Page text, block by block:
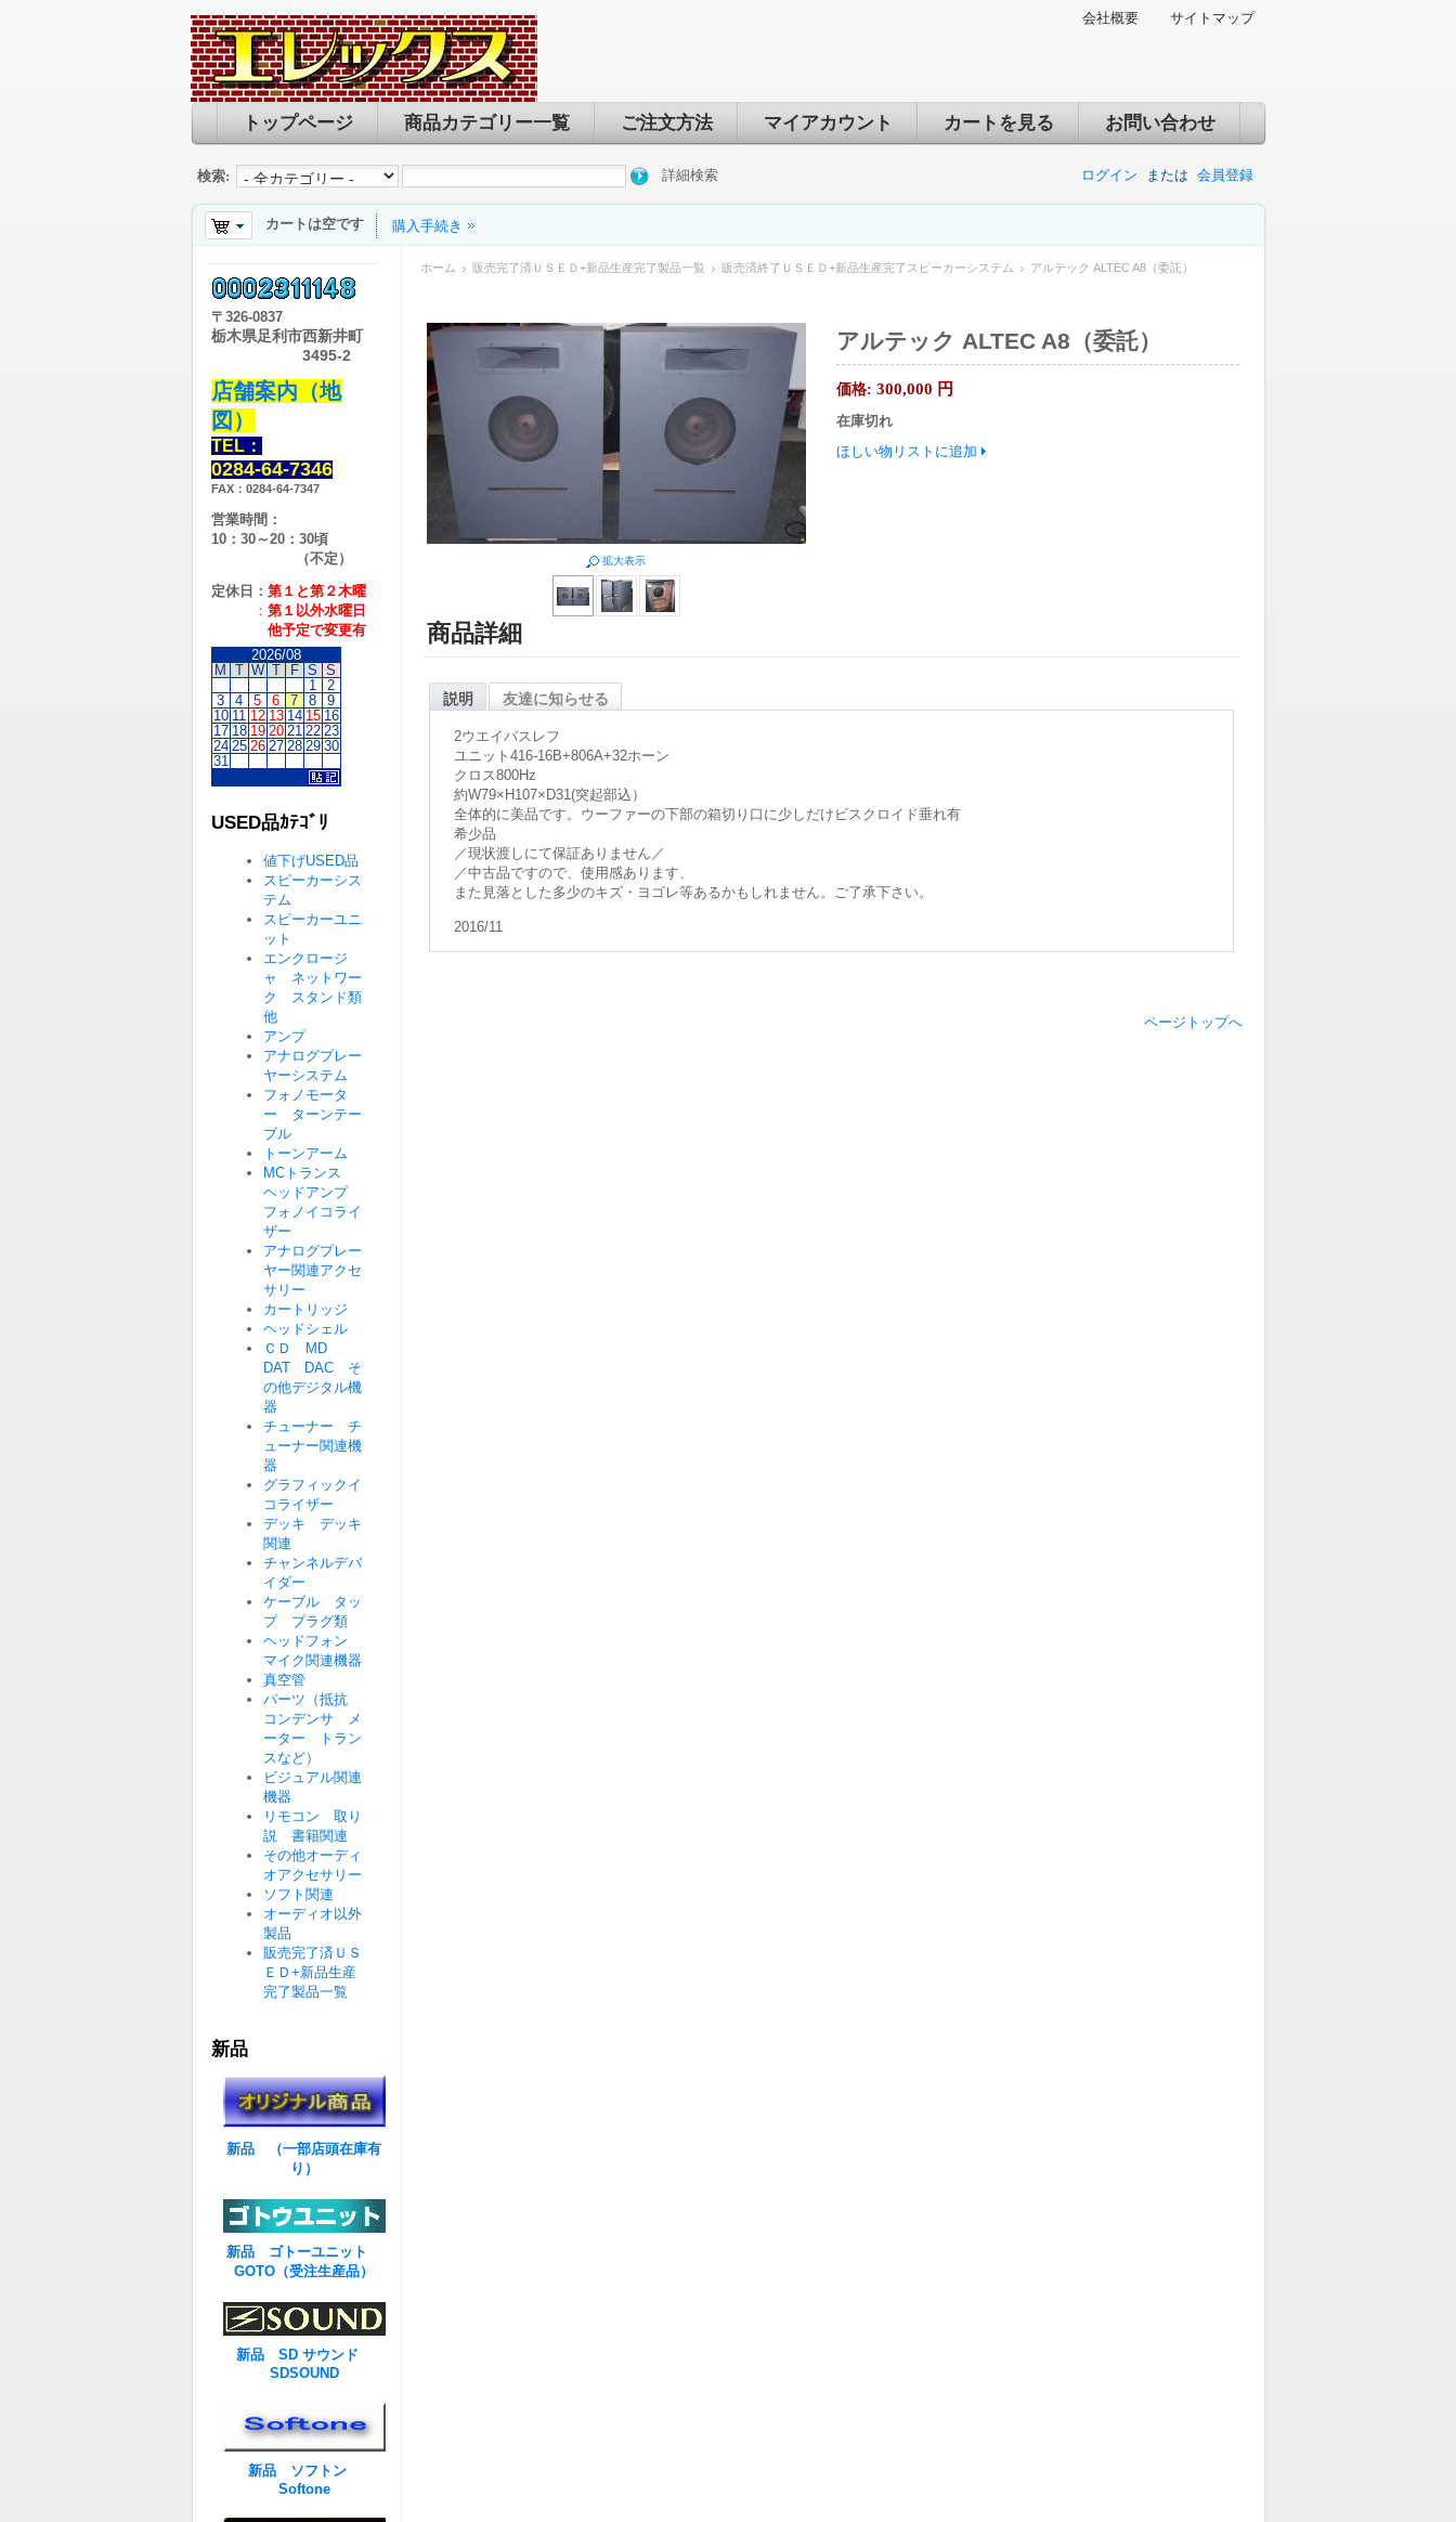
会社概要 サイトマップ
トップページ 商品カテゴリー一覧 ご注文方法 マイアカウント カートを見る お問い合わせ
ログイン または 会員登録
検索: 詳細検索
カートは空です 購入手続き
ホーム 販売完了済ＵＳＥＤ+新品生産完了製品一覧 販売済終了ＵＳＥＤ+新品生産完了スピーカーシステム アルテック ALTEC A8（委託）
拡大表示
アルテック ALTEC A8（委託）
価格: 300,000 円
在庫切れ
ほしい物リストに追加
商品詳細
説明 友達に知らせる
2ウエイバスレフ
ユニット416-16B+806A+32ホーン
クロス800Hz
約W79×H107×D31(突起部込）
全体的に美品です。ウーファーの下部の箱切り口に少しだけビスクロイド垂れ有
希少品
／現状渡しにて保証ありません／
／中古品ですので、使用感あります、
また見落とした多少のキズ・ヨゴレ等あるかもしれません。ご了承下さい。
2016/11
ページトップへ
〒 326-0837
栃木県足利市西新井町
3495-2
店舗案内（地
図）
TEL：
0284-64-7346
FAX：0284-64-7347
営業時間：
10：30～20：30頃
（不定）
定休日： 第１と第２木曜
： 第１以外水曜日
他予定で変更有
2026/08
M
T W T F S S
1
2
3
4 5 6 7 8
9
10 11 12 13 14 15 16
17 18 19 20 21 22 23
24 25 26 27 28 29 30
31
USED品ｶﾃｺﾞﾘ
値下げUSED品
スピーカーシス
テム
スピーカーユニ
ット
エンクロージ
ャ ネットワー
ク スタンド類
他
アンプ
アナログプレー
ヤーシステム
フォノモータ
ー ターンテー
ブル
トーンアーム
MCトランス
ヘッドアンプ
フォノイコライ
ザー
アナログプレー
ヤー関連アクセ
サリー
カートリッジ
ヘッドシェル
ＣＤ MD
DAT DAC そ
の他デジタル機
器
チューナー チ
ューナー関連機
器
グラフィックイ
コライザー
デッキ デッキ
関連
チャンネルデバ
イダー
ケーブル タッ
プ プラグ類
ヘッドフォン
マイク関連機器
真空管
パーツ（抵抗
コンデンサ メ
ーター トラン
スなど）
ビジュアル関連
機器
リモコン 取り
説 書籍関連
その他オーディ
オアクセサリー
ソフト関連
オーディオ以外
製品
販売完了済ＵＳ
ＥＤ+新品生産
完了製品一覧
新品
新品 （一部店頭在庫有
り）
新品 ゴトーユニット
GOTO（受注生産品）
新品 SD サウンド
SDSOUND
新品 ソフトン
Softone